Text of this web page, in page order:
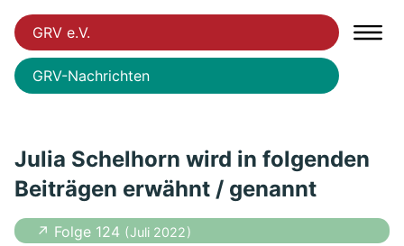
GRV e.V.
GRV-Nachrichten
Julia Schelhorn wird in folgenden
Beiträgen erwähnt / genannt
↗ Folge 124 ( Juli 2022 )